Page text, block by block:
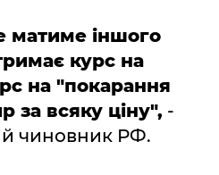
матиме іншого
курс на
на "покарання
за всяку ціну", -
чиновник РФ.